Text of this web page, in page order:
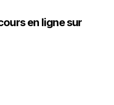
en ligne sur